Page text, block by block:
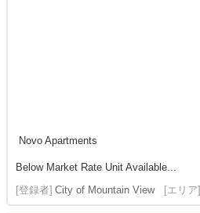
Novo Apartments
Below Market Rate Unit Available...
[登録者] City of Mountain View [エリア]